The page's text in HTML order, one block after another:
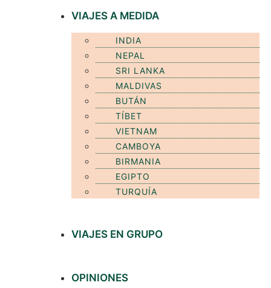
VIAJES A MEDIDA
INDIA
NEPAL
SRI LANKA
MALDIVAS
BUTÁN
TÍBET
VIETNAM
CAMBOYA
BIRMANIA
EGIPTO
TURQUÍA
VIAJES EN GRUPO
OPINIONES